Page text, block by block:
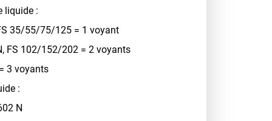
liquide :
35/55/75/125 = 1 voyant
FS 102/152/202 = 2 voyants
3 voyants
:
N